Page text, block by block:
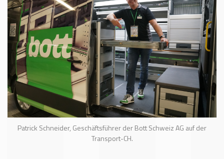
Patrick Schneider, Geschäftsführer der Bott Schweiz AG auf der
Transport-CH.